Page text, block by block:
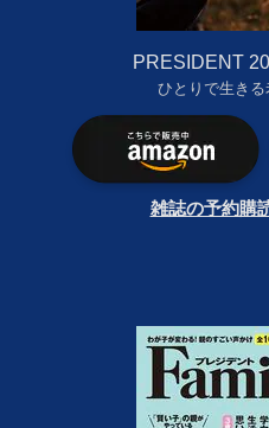
PRESIDENT
ひとりで生きる
雑誌の予約購